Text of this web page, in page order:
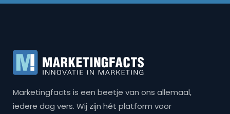
Marketingfacts is een beetje van ons allemaal,
iedere dag vers. Wij zijn hét platform voor